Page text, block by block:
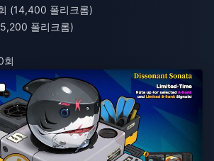
(14,400 폴리크롬)
폴리크롬)
회